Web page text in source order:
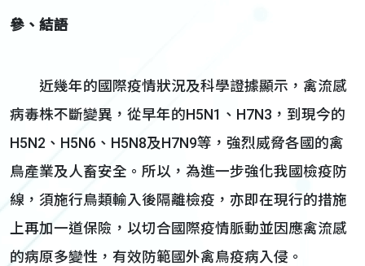
參、結語
近幾年的國際疫情狀況及科學證據顯示，禽流感
病毒株不斷變異，從早年的H5N1、H7N3，到現今的
H5N2、H5N6、H5N8及H7N9等，強烈威脅各國的禽
鳥產業及人畜安全。所以，為進一步強化我國檢疫防
線，須施行鳥類輸入後隔離檢疫，亦即在現行的措施
上再加一道保險，以切合國際疫情脈動並因應禽流感
的病原多變性，有效防範國外禽鳥疫病入侵。